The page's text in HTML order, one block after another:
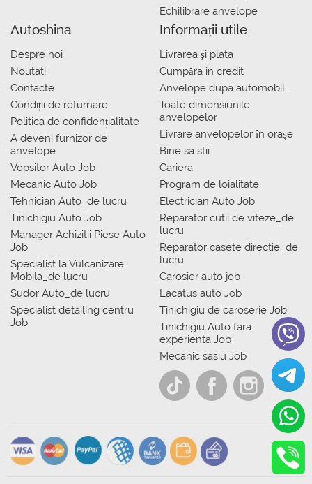
Echilibrare anvelope
Autoshina
Despre noi
Noutati
Contacte
Condiții de returnare
Politica de confidențialitate
A deveni furnizor de
anvelope
Vopsitor Auto Job
Mecanic Auto Job
Tehnician Auto_de lucru
Tinichigiu Auto Job
Manager Achizitii Piese Auto
Job
Specialist la Vulcanizare
Mobila_de lucru
Sudor Auto_de lucru
Specialist detailing centru
Job
Informații utile
Livrarea şi plata
Сumpăra in credit
Anvelope dupa automobil
Toate dimensiunile
anvelopelor
Livrare anvelopelor în orașe
Bine sa stii
Cariera
Program de loialitate
Electrician Auto Job
Reparator cutii de viteze_de
lucru
Reparator casete directie_de
lucru
Carosier auto job
Lacatus auto Job
Tinichigiu de caroserie Job
Tinichigiu Auto fara
experienta Job
Mecanic sasiu Job